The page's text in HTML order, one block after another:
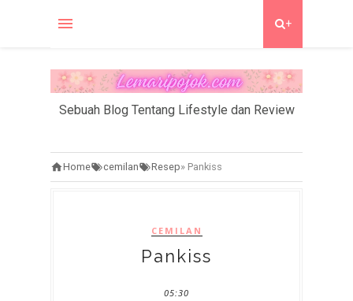
+
Sebuah Blog Tentang Lifestyle dan Review
Home cemilan Resep» Pankiss
CEMILAN
Pankiss
05:30